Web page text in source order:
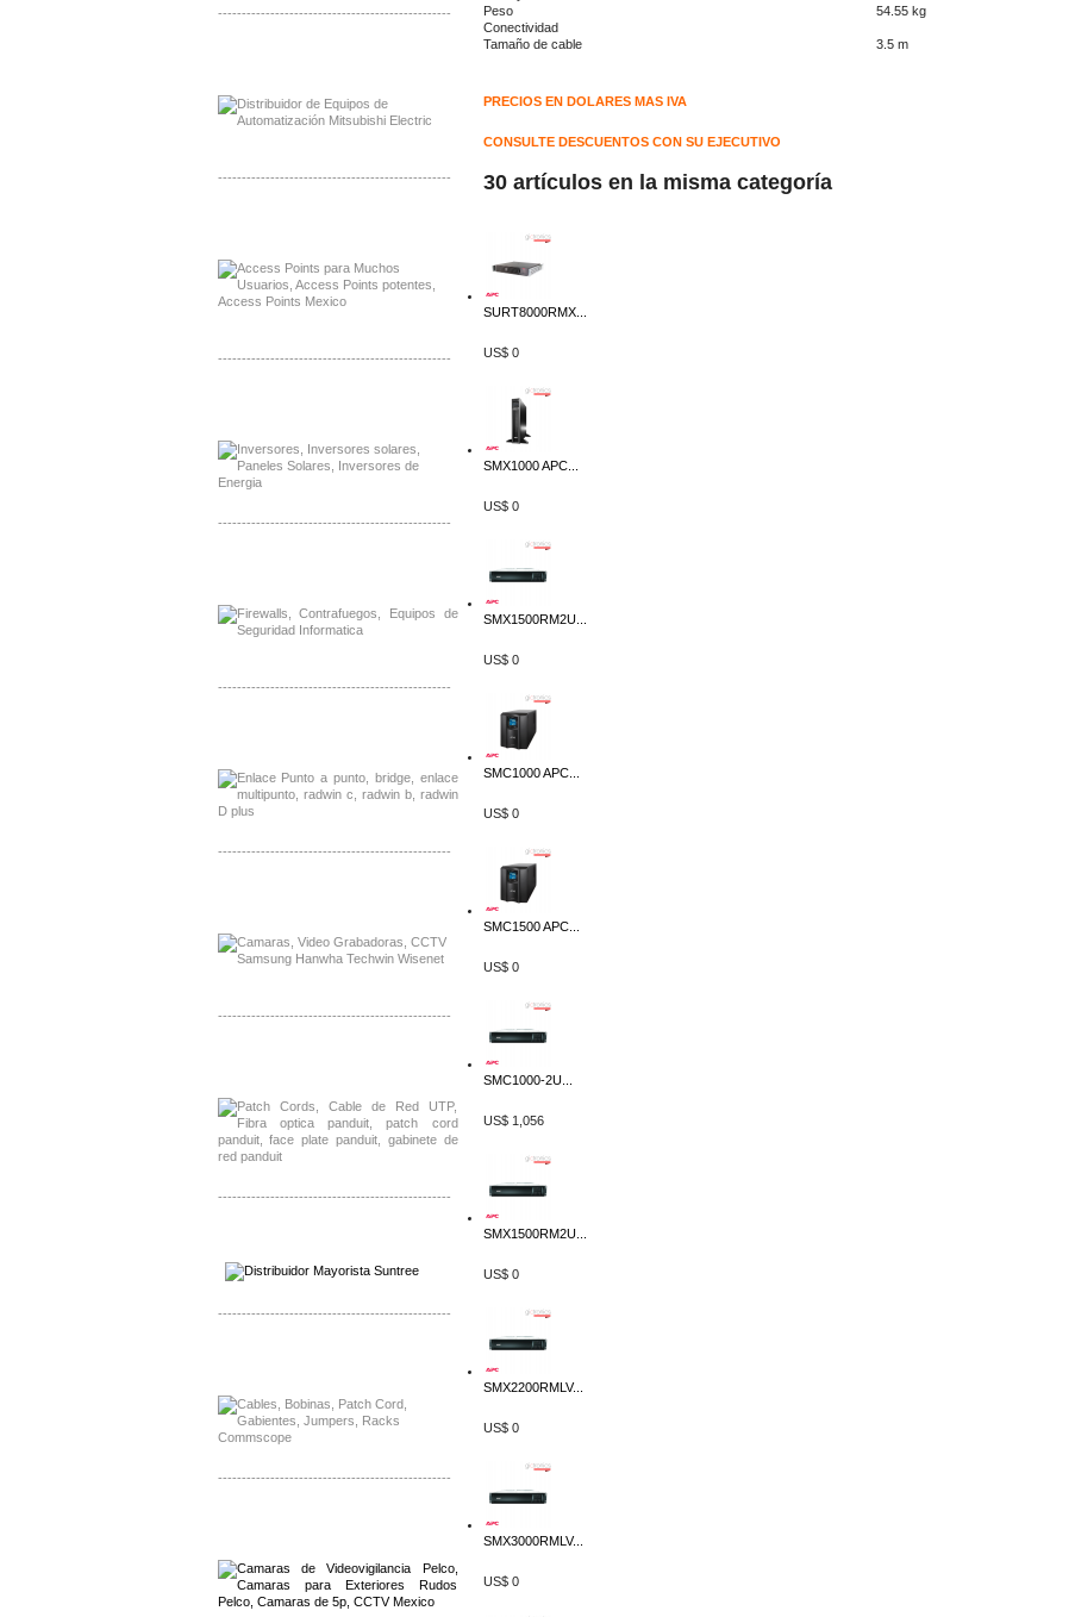
-------------------------------------------------
-------------------------------------------------
-------------------------------------------------
-------------------------------------------------
-------------------------------------------------
-------------------------------------------------
-------------------------------------------------
-------------------------------------------------
-------------------------------------------------
-------------------------------------------------
Peso
54.55 kg
Conectividad
Tamaño de cable
3.5 m
PRECIOS EN DOLARES MAS IVA
CONSULTE DESCUENTOS CON SU EJECUTIVO
30 artículos en la misma categoría
SURT8000RMX...
US$ 0
SMX1000 APC...
US$ 0
SMX1500RM2U...
US$ 0
SMC1000 APC...
US$ 0
SMC1500 APC...
US$ 0
SMC1000-2U...
US$ 1,056
SMX1500RM2U...
US$ 0
SMX2200RMLV...
US$ 0
SMX3000RMLV...
US$ 0